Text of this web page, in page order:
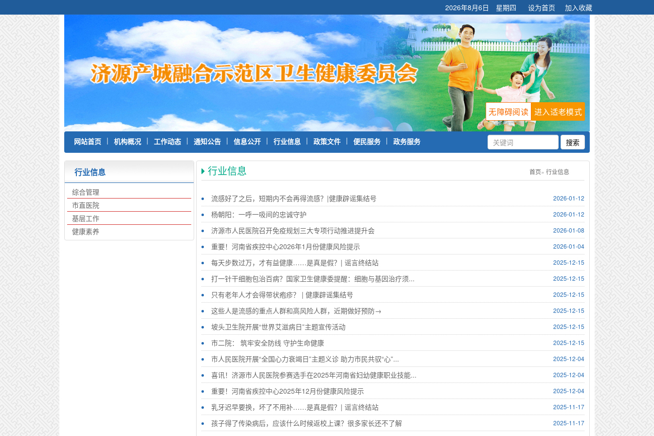
2026年8月6日 星期四 设为首页 加入收藏
进入适老模式
无障碍阅读
网站首页 | 机构概况 | 工作动态 | 通知公告 | 信息公开 | 行业信息 | 政策文件 | 便民服务 | 政务服务
行业信息
综合管理
市直医院
基层工作
健康素养
首页» 行业信息
行业信息
2026-01-12
流感好了之后，短期内不会再得流感？|健康辟谣集结号
2026-01-12
杨朝阳：一呼一吸间的忠诚守护
2026-01-08
济源市人民医院召开免疫规划三大专项行动推进提升会
2026-01-04
重要！河南省疾控中心2026年1月份健康风险提示
2025-12-15
每天步数过万，才有益健康……是真是假？| 谣言终结站
2025-12-15
打一针干细胞包治百病？国家卫生健康委提醒：细胞与基因治疗须...
2025-12-15
只有老年人才会得带状疱疹？ | 健康辟谣集结号
2025-12-15
这些人是流感的重点人群和高风险人群，近期做好预防→
2025-12-15
坡头卫生院开展“世界艾滋病日”主题宣传活动
2025-12-15
市二院： 筑牢安全防线 守护生命健康
2025-12-04
市人民医院开展“全国心力衰竭日”主题义诊 助力市民共驭“心”...
2025-12-04
喜讯！济源市人民医院参赛选手在2025年河南省妇幼健康职业技能...
2025-12-04
重要！河南省疾控中心2025年12月份健康风险提示
2025-11-17
乳牙迟早要换，坏了不用补……是真是假？| 谣言终结站
2025-11-17
孩子得了传染病后，应该什么时候返校上课？很多家长还不了解